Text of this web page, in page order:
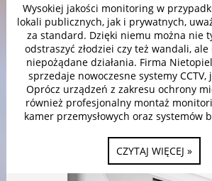
Wysokiej jakości monitoring w
lokali publicznych, jak i prywatnych,
za standard. Dzięki niemu można nie
odstraszyć złodziei czy też wandali, ale
niepożądane działania. Firma
sprzedaje nowoczesne systemy CCTV,
Oprócz urządzeń z zakresu ochrony
również profesjonalny montaż
kamer przemysłowych oraz systemów
CZYTAJ WIĘCEJ »